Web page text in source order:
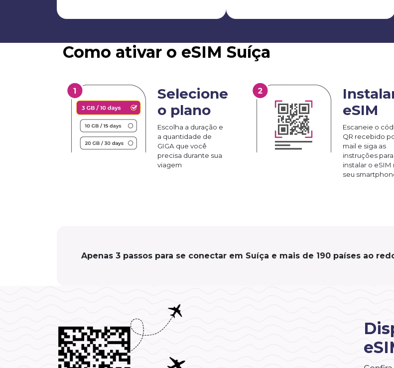
Como ativar o eSIM Suíça
Selecione
o plano
Escolha a duração e
a quantidade de
GIGA que você
precisa durante sua
viagem
eSIM
Escaneie o
QR recebido
mail e siga as
instruções para
instalar o eSIM
seu
Apenas 3 passos para se conectar em Suíça e mais de 190 países ao